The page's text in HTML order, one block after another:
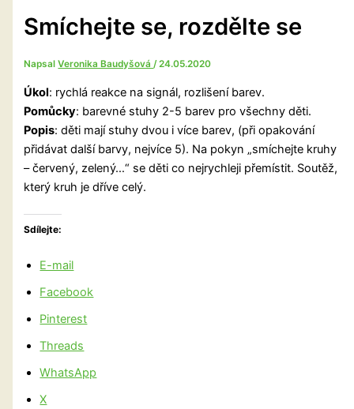
Smíchejte se, rozdělte se
NapsalVeronika Baudyšová/24.05.2020
Úkol: rychlá reakce na signál, rozlišení barev.
Pomůcky: barevné stuhy 2-5 barev pro všechny děti.
Popis: děti mají stuhy dvou i více barev, (při opakování
přidávat další barvy, nejvíce 5). Na pokyn „smíchejte kruhy
– červený, zelený…“ se děti co nejrychleji přemístit. Soutěž,
který kruh je dříve celý.
Sdílejte:
E-mail
Facebook
Pinterest
Threads
WhatsApp
X